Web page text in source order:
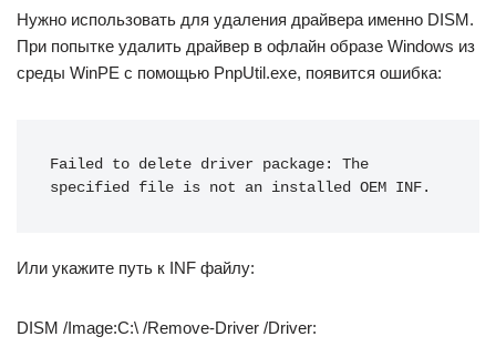
Нужно использовать для удаления драйвера именно DISM.
При попытке удалить драйвер в офлайн образе Windows из
среды WinPE с помощью PnpUtil.exe, появится ошибка:
Failed to delete driver package: The
specified file is not an installed OEM INF.
Или укажите путь к INF файлу:
DISM /Image:C:\ /Remove-Driver /Driver: